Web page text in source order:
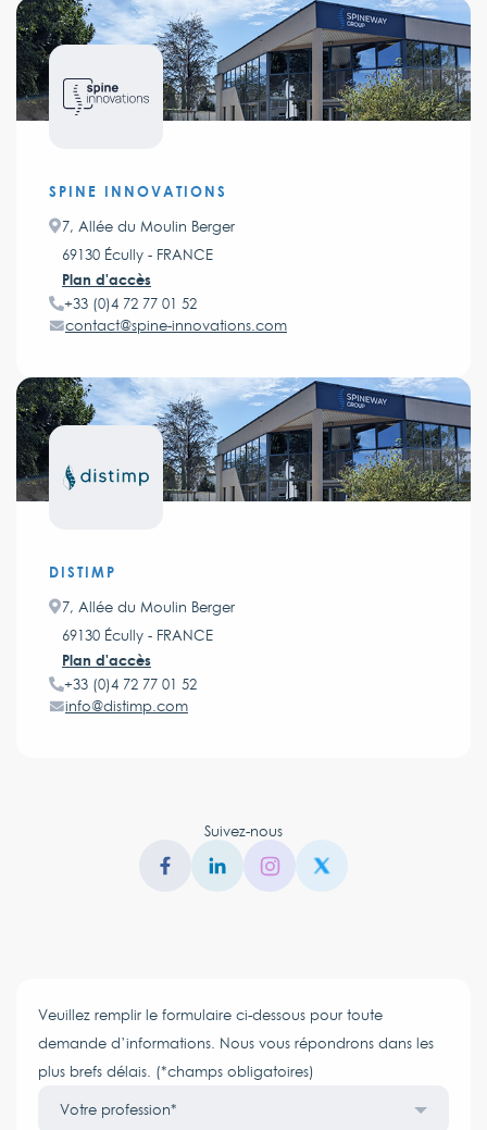
SPINE INNOVATIONS
7, Allée du Moulin Berger
69130 Écully - FRANCE
Plan d'accès
+33 (0)4 72 77 01 52
contact@spine-innovations.com
DISTIMP
7, Allée du Moulin Berger
69130 Écully - FRANCE
Plan d'accès
+33 (0)4 72 77 01 52
info@distimp.com
Suivez-nous
Veuillez remplir le formulaire ci-dessous pour toute
demande d’informations. Nous vous répondrons dans les
plus brefs délais. (*champs obligatoires)
Votre profession*